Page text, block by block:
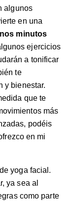
algunos
en una
minutos
ejercicios
a tonificar
te
y bienestar.
que te
más
podéis
en mi
yoga facial.
ya sea al
como parte